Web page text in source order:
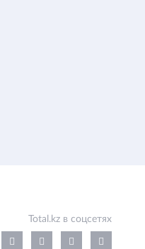
Total.kz в соцсетях